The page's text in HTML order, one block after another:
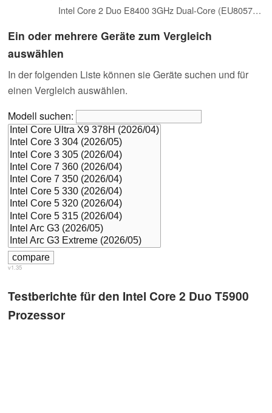
Intel Core 2 Duo E8400 3GHz Dual-Core (EU80570PJ0806M) Processor Only
Ein oder mehrere Geräte zum Vergleich
auswählen
In der folgenden Liste können sie Geräte suchen und für
einen Vergleich auswählen.
Modell suchen:
v1.35
Testberichte für den Intel Core 2 Duo T5900
Prozessor